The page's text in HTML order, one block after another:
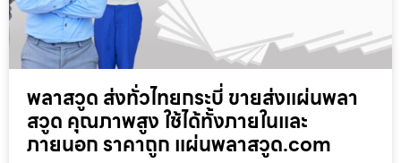
พลาสวูด ส่งทั่วไทยกระบี่ ขายส่งแผ่นพลา
สวูด คุณภาพสูง ใช้ได้ทั้งภายในและ
ภายนอก ราคาถูก แผ่นพลาสวูด.com